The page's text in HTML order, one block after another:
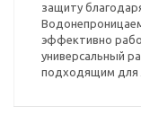
защиту
эффективно
универсальный
подходящим для